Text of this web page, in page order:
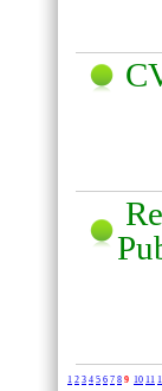
1 2 3 4 5 6 7 8 9 10 11